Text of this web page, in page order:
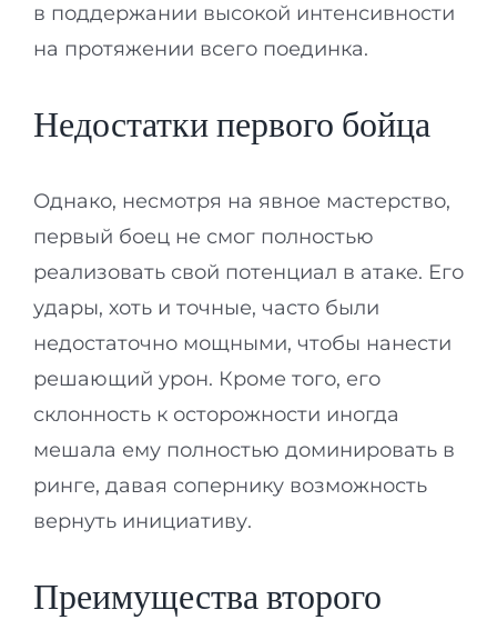
в поддержании высокой интенсивности
на протяжении всего поединка.
Недостатки первого бойца
Однако, несмотря на явное мастерство,
первый боец не смог полностью
реализовать свой потенциал в атаке. Его
удары, хоть и точные, часто были
недостаточно мощными, чтобы нанести
решающий урон. Кроме того, его
склонность к осторожности иногда
мешала ему полностью доминировать в
ринге, давая сопернику возможность
вернуть инициативу.
Преимущества второго